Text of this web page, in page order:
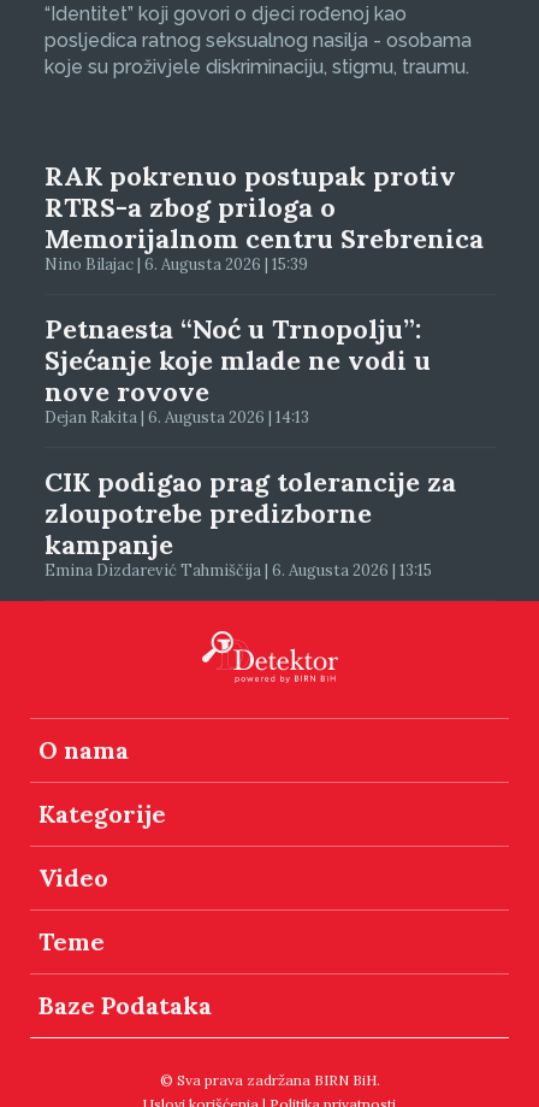
“Identitet” koji govori o djeci rođenoj kao
posljedica ratnog seksualnog nasilja - osobama
koje su proživjele diskriminaciju, stigmu, traumu.
RAK pokrenuo postupak protiv
RTRS-a zbog priloga o
Memorijalnom centru Srebrenica
Nino Bilajac | 6. Augusta 2026 | 15:39
Petnaesta “Noć u Trnopolju”:
Sjećanje koje mlade ne vodi u
nove rovove
Dejan Rakita | 6. Augusta 2026 | 14:13
CIK podigao prag tolerancije za
zloupotrebe predizborne
kampanje
Emina Dizdarević Tahmiščija | 6. Augusta 2026 | 13:15
O nama
Kategorije
Video
Teme
Baze Podataka
© Sva prava zadržana BIRN BiH.